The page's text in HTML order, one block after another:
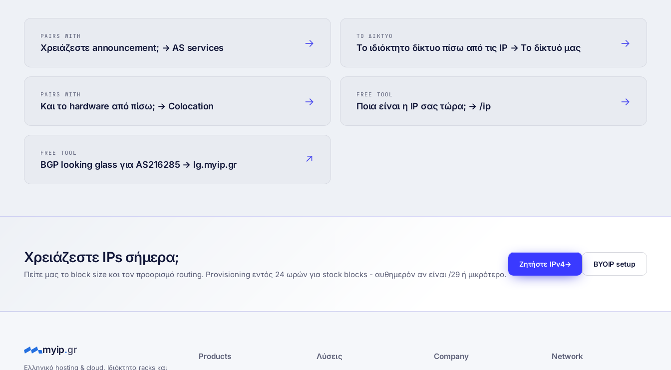
PAIRS WITH
Χρειάζεστε announcement; → AS services →
ΤΟ ΔΙΚΤΥΟ
Το ιδιόκτητο δίκτυο πίσω από τις IP → Το δίκτυό μας →
PAIRS WITH
Και το hardware από πίσω; → Colocation →
FREE TOOL
Ποια είναι η IP σας τώρα; → /ip →
FREE TOOL
BGP looking glass για AS216285 → lg.myip.gr ↗
Χρειάζεστε IPs σήμερα;
Πείτε μας το block size και τον προορισμό routing. Provisioning εντός 24 ωρών για stock blocks - αυθημερόν αν είναι /29 ή μικρότερο.
Ζητήστε IPv4→ BYOIP setup
myip.gr
Ελληνικό hosting & cloud. Ιδιόκτητα racks και
Products Λύσεις Company Network